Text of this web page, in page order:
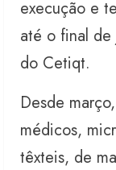
execução e
até o final de
do Cetiqt.
Desde
médicos,
têxteis, de